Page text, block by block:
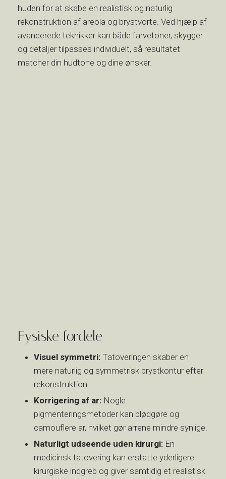
huden for at skabe en realistisk og naturlig
rekonstruktion af areola og brystvorte. Ved hjælp af
avancerede teknikker kan både farvetoner, skygger
og detaljer tilpasses individuelt, så resultatet
matcher din hudtone og dine ønsker.
Fysiske fordele
Visuel symmetri: Tatoveringen skaber en
mere naturlig og symmetrisk brystkontur efter
rekonstruktion.
Korrigering af ar: Nogle
pigmenteringsmetoder kan blødgøre og
camouflere ar, hvilket gør arrene mindre synlige.
Naturligt udseende uden kirurgi: En
medicinsk tatovering kan erstatte yderligere
kirurgiske indgreb og giver samtidig et realistisk